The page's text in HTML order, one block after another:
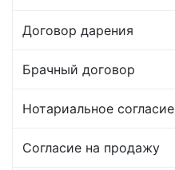
Договор дарения
Брачный договор
Нотариальное согласие
Согласие на продажу